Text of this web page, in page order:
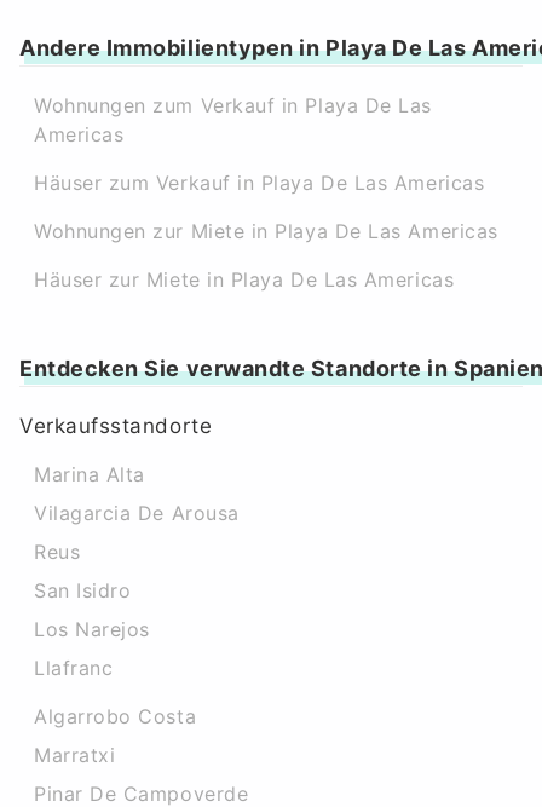
Andere Immobilientypen in Playa De Las
Wohnungen zum Verkauf in Playa De Las
Americas
Häuser zum Verkauf in Playa De Las Americas
Wohnungen zur Miete in Playa De Las Americas
Häuser zur Miete in Playa De Las Americas
Entdecken Sie verwandte Standorte in
Verkaufsstandorte
Marina Alta
Vilagarcia De Arousa
Reus
San Isidro
Los Narejos
Llafranc
Algarrobo Costa
Marratxi
Pinar De Campoverde